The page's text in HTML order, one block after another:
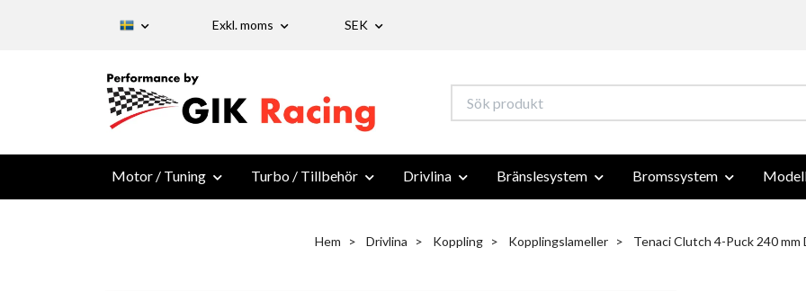
Exkl. moms SEK
Motor / Tuning Turbo / Tillbehör Drivlina Bränslesystem Bromssystem
Hem Drivlina Koppling Kopplingslameller Tenaci Clutch 4-Puck 240 mm